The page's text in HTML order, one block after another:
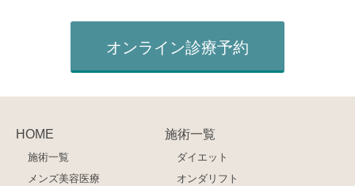
オンライン診療予約
HOME
施術一覧
メンズ美容医療
施術一覧
ダイエット
オンダリフト